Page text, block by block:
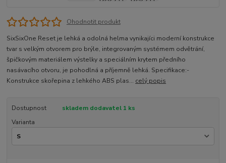
Ohodnotit produkt
SixSixOne Reset je lehká a odolná helma vynikajíci moderní konstrukce
tvar s velkým otvorem pro brýle, integrovaným systémem odvětrání,
špičkovým materiálem výstelky a speciálním krytem předního
nasávacího otvoru, je pohodlná a příjemně lehká. Specifikace:-
Konstrukce skořepina z lehkého ABS plas... celý popis
Dostupnost
skladem dodavatel 1 ks
Varianta